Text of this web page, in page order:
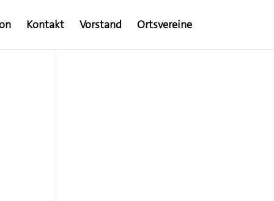
Kontakt Vorstand Ortsvereine